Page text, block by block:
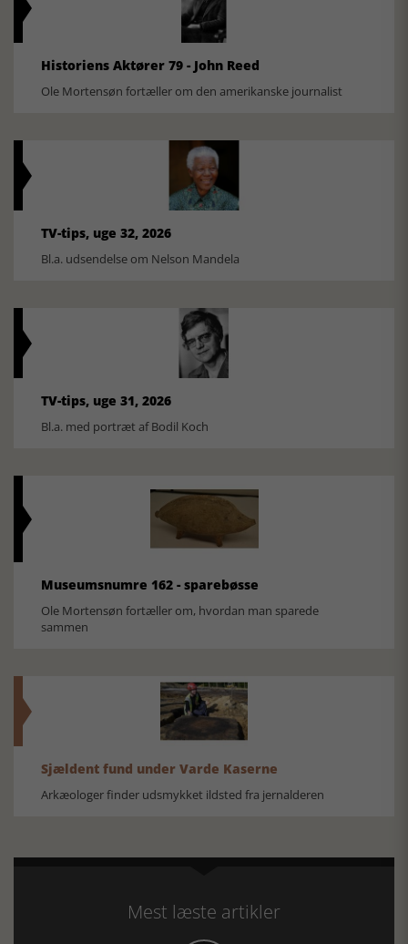
Historiens Aktører 79 - John Reed
Ole Mortensøn fortæller om den amerikanske journalist
TV-tips, uge 32, 2026
Bl.a. udsendelse om Nelson Mandela
TV-tips, uge 31, 2026
Bl.a. med portræt af Bodil Koch
Museumsnumre 162 - sparebøsse
Ole Mortensøn fortæller om, hvordan man sparede
sammen
Sjældent fund under Varde Kaserne
Arkæologer finder udsmykket ildsted fra jernalderen
Mest læste artikler